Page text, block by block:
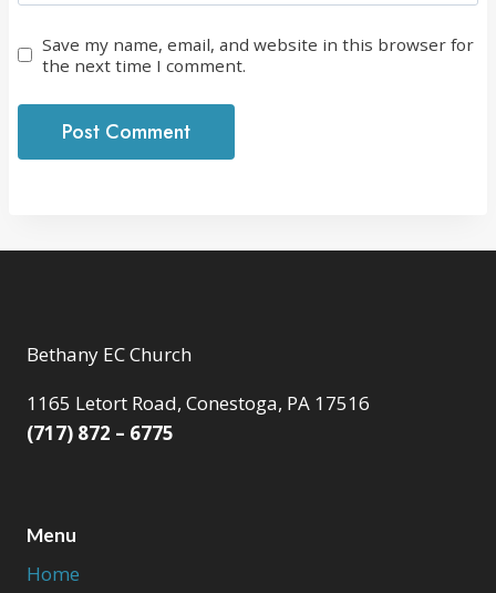
Save my name, email, and website in this browser for
the next time I comment.
Bethany EC Church
1165 Letort Road, Conestoga, PA 17516
(717) 872 – 6775
Menu
Home